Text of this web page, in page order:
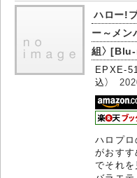
ハロー!
ー～メン
組〉
EPXE-
込）
ハロプ
がおすす
でそれを